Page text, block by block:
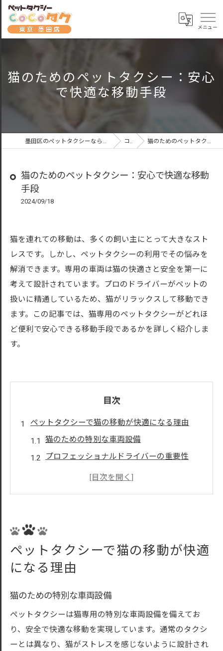
猫のためのペットタクシー：安心
で快適な移動手段
墨田区のペットタクシーならペットタクシーCoCoタク東京墨田店 コラム 猫のためのペットタクシー：安心で快適な移動手段
猫のためのペットタクシー：安心で快適な移動
手段
2024/09/18
猫を連れての移動は、多くの飼い主にとって大きなスト
レスです。しかし、ペットタクシーの利用でその悩みを
解消できます。専用の車両は猫の快適さと安全を第一に
考えて設計されています。プロのドライバーがペットの
扱いに精通しているため、猫がリラックスして移動でき
ます。この記事では、猫専用のペットタクシーがどれほ
ど便利で安心できる移動手段であるかを詳しく紹介しま
す。
目次
ペットタクシーで猫の移動が快適になる理由
猫のための特別な車両設備
プロフェッショナルドライバーの重要性
移動中のストレスを軽減する工夫
信頼できるペットタクシーの見分け方
予約から利用までの流れ
ペットタクシー利用時の注意点
猫のために最適なタクシーを選ぶポイント
料金プランとサービス内容の比較
最適なペットタクシー業者の選定方法
ペットタクシーで猫の移動が快適
になる理由
猫のための特別な車両設備
ペットタクシーは猫専用の特別な車両設備を備えてお
り、安全で快適な移動を実現しています。通常のタクシ
ーとは異なり、猫がストレスを感じないように設計され